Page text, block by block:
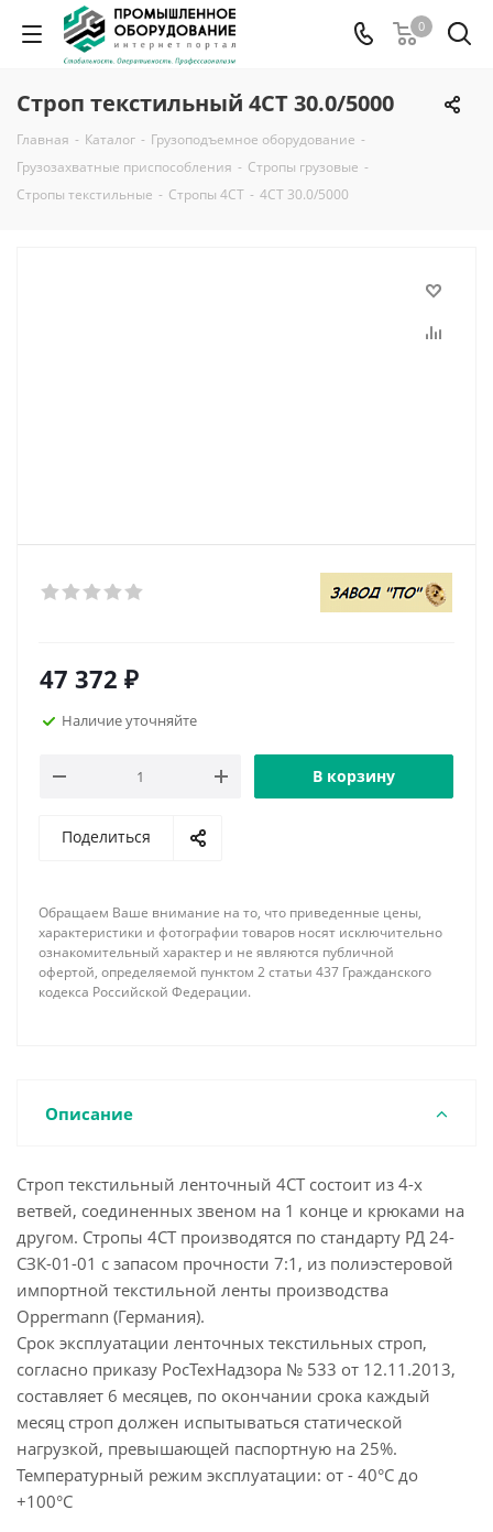
0
Строп текстильный 4СТ 30.0/5000
Главная - Каталог - Грузоподъемное оборудование -
Грузозахватные приспособления - Стропы грузовые -
Стропы текстильные - Стропы 4СТ - 4СТ 30.0/5000
47 372 ₽
Наличие уточняйте
В корзину
Поделиться
Обращаем Ваше внимание на то, что приведенные цены,
характеристики и фотографии товаров носят исключительно
ознакомительный характер и не являются публичной
офертой, определяемой пунктом 2 статьи 437 Гражданского
кодекса Российской Федерации.
Описание
Строп текстильный ленточный 4СТ состоит из 4-х
ветвей, соединенных звеном на 1 конце и крюками на
другом. Стропы 4СТ производятся по стандарту РД 24-
СЗК-01-01 с запасом прочности 7:1, из полиэстеровой
импортной текстильной ленты производства
Oppermann (Германия).
Срок эксплуатации ленточных текстильных строп,
согласно приказу РосТехНадзора № 533 от 12.11.2013,
составляет 6 месяцев, по окончании срока каждый
месяц строп должен испытываться статической
нагрузкой, превышающей паспортную на 25%.
Температурный режим эксплуатации: от - 40°С до
+100°С